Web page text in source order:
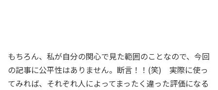
もちろん、私が自分の関心で見た範囲のことなので、今回
の記事に公平性はありません。断言！！(笑) 実際に使っ
てみれば、それぞれ人によってまったく違った評価になる